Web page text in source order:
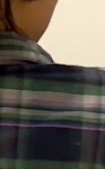
un aumento
el Hospital
para